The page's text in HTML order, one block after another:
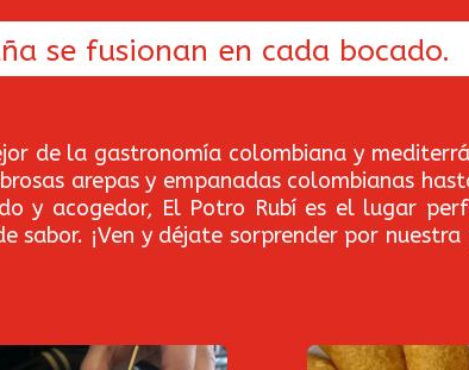
se fusionan en cada bocado.
de la gastronomía colombiana y
arepas y empanadas colombianas
y acogedor, El Potro Rubí es el lugar
¡Ven y déjate sorprender por